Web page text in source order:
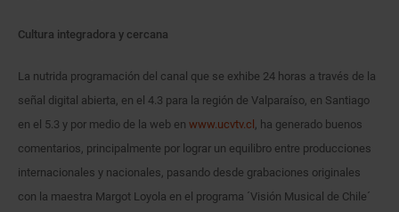
Cultura integradora y cercana
La nutrida programación del canal que se exhibe 24 horas a través de la
señal digital abierta, en el 4.3 para la región de Valparaíso, en Santiago
en el 5.3 y por medio de la web en www.ucvtv.cl
, ha generado buenos
comentarios, principalmente por lograr un equilibro entre producciones
internacionales y nacionales, pasando desde grabaciones originales
con la maestra Margot Loyola en el programa ´Visión Musical de Chile´